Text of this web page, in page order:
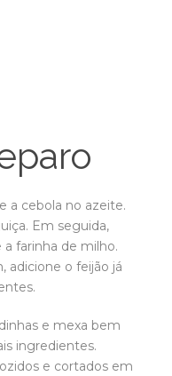
a cebola no azeite.
Em seguida,
farinha de milho.
adicione o feijão já
e mexa bem
ingredientes.
e cortados em